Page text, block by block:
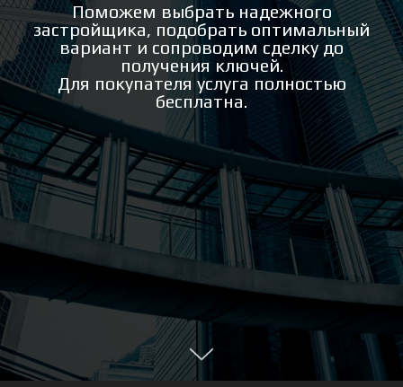
Поможем выбрать надежного
застройщика, подобрать оптимальный
вариант и сопроводим сделку до
получения ключей.
Для покупателя услуга полностью
бесплатна.